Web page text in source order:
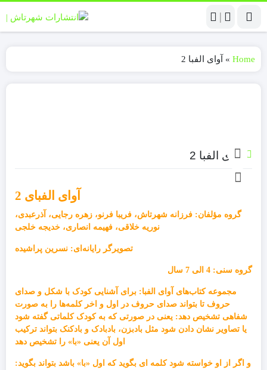
|
Home
» آوای الفبا 2
آوای الفبا 2
آوای الفبای 2
گروه مؤلفان: فرزانه شهرتاش، فریبا فرنو، زهره رجایی، آذرعبدی،
نوریه خلاقی، فهیمه انصاری، خدیجه خلجی
تصویرگر رایانه‌ای: نسرین پراشیده
گروه سنی: 4 الی 7 سال
مجموعه کتاب‌های آوای الفبا: برای آشنایی کودک با شکل و صدای
حروف تا بتواند صدای حروف در اول و اخر کلمه‌ها را به صورت
شفاهی تشخیص دهد: یعنی در صورتی که به کودک کلماتی گفته شود
یا تصاویر نشان دادن شود مثل بادبزن، بادبادک و بادکنک بتواند ترکیب
اول آن یعنی «با» را تشخیص دهد
و اگر از او خواسته شود کلمه ای بگوید که اول «با» باشد بتواند بگوید: